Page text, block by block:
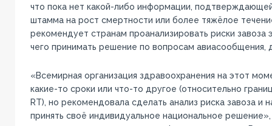
что пока нет какой-либо информации,
штамма на рост смертности или более тяжёлое
рекомендует странам проанализировать риски завоза
чего принимать решение по вопросам авиасообщения,
«Всемирная организация здравоохранения на этот
какие-то сроки или что-то другое (относительно
RT), но рекомендовала сделать анализ риска завоза и
принять своё индивидуальное национальное